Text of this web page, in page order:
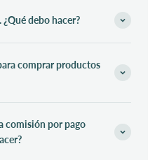
debo hacer?
comprar productos
comisión por pago